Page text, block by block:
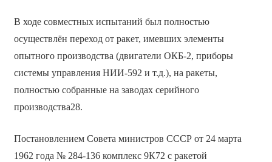
В ходе совместных испытаний был полностью
осуществлён переход от ракет, имевших элементы
опытного производства (двигатели ОКБ-2, приборы
системы управления НИИ-592 и т.д.), на ракеты,
полностью собранные на заводах серийного
производства28.
Постановлением Совета министров СССР от 24 марта
1962 года № 284-136 комплекс 9К72 с ракетой